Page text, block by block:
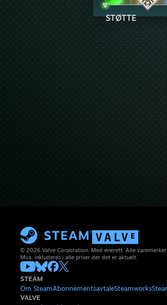
STØTTE
© 2026 Valve Corporation. Med enerett. Alle
Mva. inkluderes i alle priser der det er aktuelt.
STEAM
Om SteamAbonnementsavtaleSteamworks
VALVE